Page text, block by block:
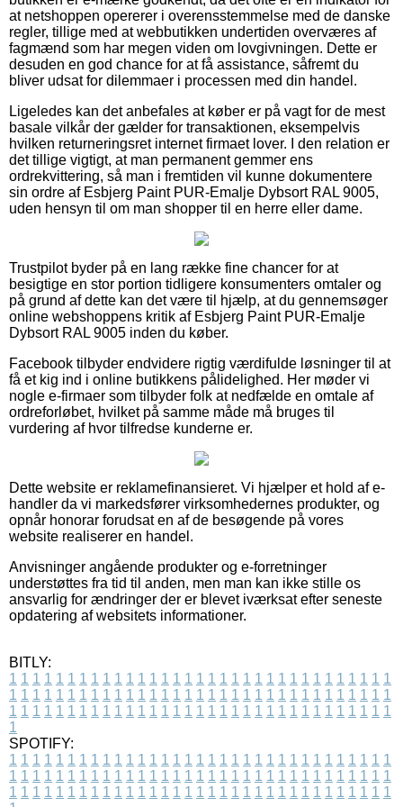
at netshoppen opererer i overensstemmelse med de danske
regler, tillige med at webbutikken undertiden overværes af
fagmænd som har megen viden om lovgivningen. Dette er
desuden en god chance for at få assistance, såfremt du
bliver udsat for dilemmaer i processen med din handel.
Ligeledes kan det anbefales at køber er på vagt for de mest
basale vilkår der gælder for transaktionen, eksempelvis
hvilken returneringsret internet firmaet lover. I den relation er
det tillige vigtigt, at man permanent gemmer ens
ordrekvittering, så man i fremtiden vil kunne dokumentere
sin ordre af Esbjerg Paint PUR-Emalje Dybsort RAL 9005,
uden hensyn til om man shopper til en herre eller dame.
Trustpilot byder på en lang række fine chancer for at
besigtige en stor portion tidligere konsumenters omtaler og
på grund af dette kan det være til hjælp, at du gennemsøger
online webshoppens kritik af Esbjerg Paint PUR-Emalje
Dybsort RAL 9005 inden du køber.
Facebook tilbyder endvidere rigtig værdifulde løsninger til at
få et kig ind i online butikkens pålidelighed. Her møder vi
nogle e-firmaer som tilbyder folk at nedfælde en omtale af
ordreforløbet, hvilket på samme måde må bruges til
vurdering af hvor tilfredse kunderne er.
Dette website er reklamefinansieret. Vi hjælper et hold af e-
handler da vi markedsfører virksomhedernes produkter, og
opnår honorar forudsat en af de besøgende på vores
website realiserer en handel.
Anvisninger angående produkter og e-forretninger
understøttes fra tid til anden, men man kan ikke stille os
ansvarlig for ændringer der er blevet iværksat efter seneste
opdatering af websitets informationer.
BITLY:
1 1 1 1 1 1 1 1 1 1 1 1 1 1 1 1 1 1 1 1 1 1 1 1 1 1 1 1 1 1 1 1 1
1 1 1 1 1 1 1 1 1 1 1 1 1 1 1 1 1 1 1 1 1 1 1 1 1 1 1 1 1 1 1 1 1
1 1 1 1 1 1 1 1 1 1 1 1 1 1 1 1 1 1 1 1 1 1 1 1 1 1 1 1 1 1 1 1 1
1
SPOTIFY:
1 1 1 1 1 1 1 1 1 1 1 1 1 1 1 1 1 1 1 1 1 1 1 1 1 1 1 1 1 1 1 1 1
1 1 1 1 1 1 1 1 1 1 1 1 1 1 1 1 1 1 1 1 1 1 1 1 1 1 1 1 1 1 1 1 1
1 1 1 1 1 1 1 1 1 1 1 1 1 1 1 1 1 1 1 1 1 1 1 1 1 1 1 1 1 1 1 1 1